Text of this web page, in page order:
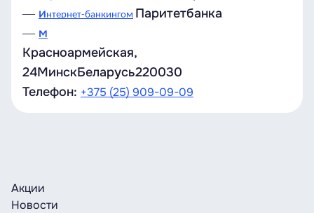
― интернет-банкингом Паритетбанка
― м
Красноармейская,
24МинскБеларусь220030
Телефон: +375 (25) 909-09-09
Акции
Новости